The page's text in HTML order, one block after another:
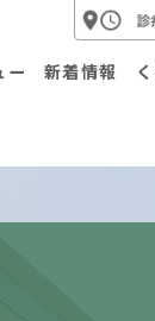
ー
いて 胃内
費診療
新着情報